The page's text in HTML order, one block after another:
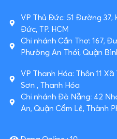
VP Thủ Đức: 51 Đường 37,
Đức, TP. HCM
Chi nhánh Cần Thơ: 167,
Phường An Thới, Quận
VP Thanh Hóa: Thôn 11
Sơn , Thanh Hóa
Chi nhánh Đà Nẵng: 42
An, Quận Cẩm Lệ, Thành